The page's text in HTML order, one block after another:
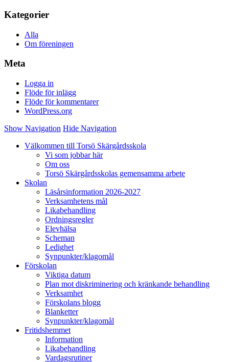
Kategorier
Alla
Om föreningen
Meta
Logga in
Flöde för inlägg
Flöde för kommentarer
WordPress.org
Show Navigation Hide Navigation
Välkommen till Torsö Skärgårdsskola
Vi som jobbar här
Om oss
Torsö Skärgårdsskolas gemensamma arbete
Skolan
Läsårsinformation 2026-2027
Verksamhetens mål
Likabehandling
Ordningsregler
Elevhälsa
Scheman
Ledighet
Synpunkter/klagomål
Förskolan
Viktiga datum
Plan mot diskriminering och kränkande behandling
Verksamhet
Förskolans blogg
Blanketter
Synpunkter/klagomål
Fritidshemmet
Information
Likabehandling
Vardagsrutiner